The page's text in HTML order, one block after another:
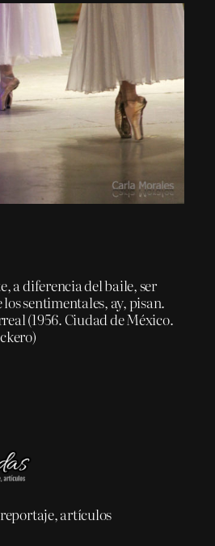
a diferencia del baile, ser
sentimentales, ay, pisan.
(1956. Ciudad de México.
artículos